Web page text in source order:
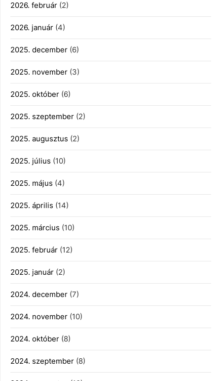
2026. február (2)
2026. január (4)
2025. december (6)
2025. november (3)
2025. október (6)
2025. szeptember (2)
2025. augusztus (2)
2025. július (10)
2025. május (4)
2025. április (14)
2025. március (10)
2025. február (12)
2025. január (2)
2024. december (7)
2024. november (10)
2024. október (8)
2024. szeptember (8)